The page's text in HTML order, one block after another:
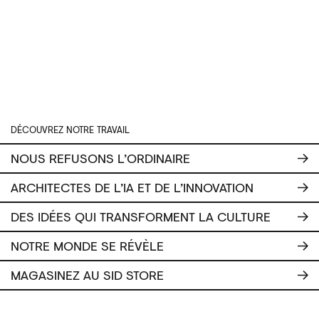
DÉCOUVREZ NOTRE TRAVAIL
NOUS REFUSONS L’ORDINAIRE
ARCHITECTES DE L’IA ET DE L’INNOVATION
DES IDÉES QUI TRANSFORMENT LA CULTURE
NOTRE MONDE SE RÉVÈLE
MAGASINEZ AU SID STORE